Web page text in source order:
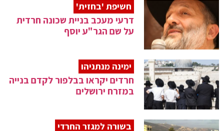
חשיפת 'בחזית'
דרעי מעכב בניית שכונה חרדית
על שם הגר"ע יוסף
ימינה מנתניהו
חרדים יקראו בבלפור לקדם בנייה
במזרח ירושלים
בשורה למגזר החרדי